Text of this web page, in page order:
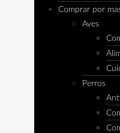
Comprar por
Aves
Perros